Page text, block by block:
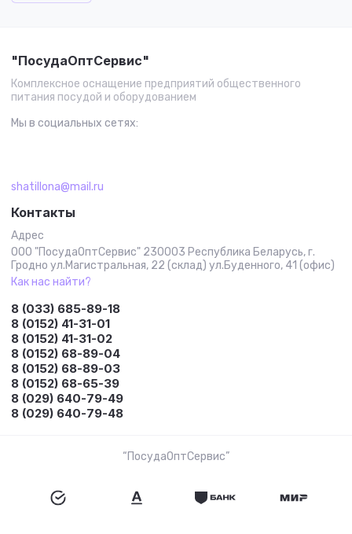
"ПосудаОптСервис"
Комплексное оснащение предприятий общественного
питания посудой и оборудованием
Мы в социальных сетях:
shatillona@mail.ru
Контакты
Адрес
ООО "ПосудаОптСервис" 230003 Республика Беларусь, г.
Гродно ул.Магистральная, 22 (склад) ул.Буденного, 41 (офис)
Как нас найти?
8 (033) 685-89-18
8 (0152) 41-31-01
8 (0152) 41-31-02
8 (0152) 68-89-04
8 (0152) 68-89-03
8 (0152) 68-65-39
8 (029) 640-79-49
8 (029) 640-79-48
“ПосудаОптСервис”